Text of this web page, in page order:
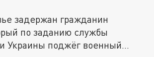
задержан гражданин
по заданию службы
Украины поджёг военный